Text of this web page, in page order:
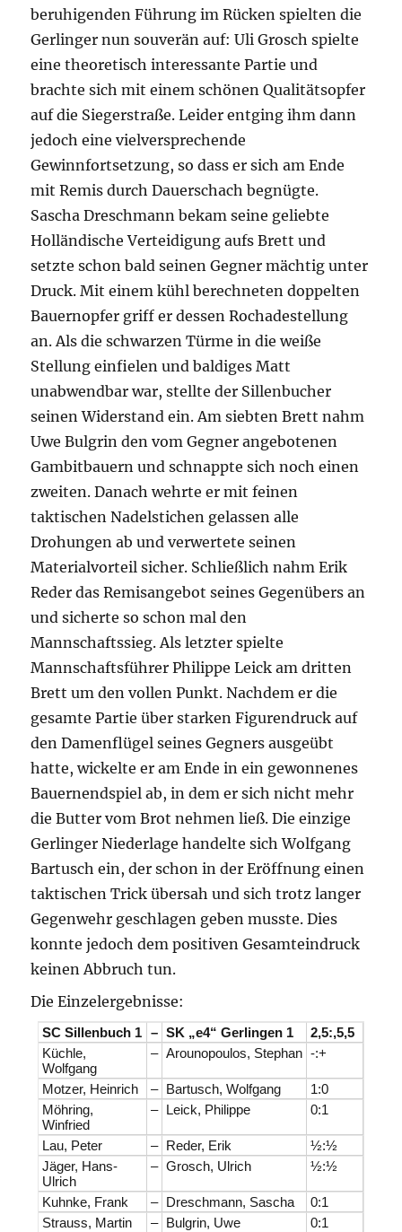
beruhigenden Führung im Rücken spielten die
Gerlinger nun souverän auf: Uli Grosch spielte
eine theoretisch interessante Partie und
brachte sich mit einem schönen Qualitätsopfer
auf die Siegerstraße. Leider entging ihm dann
jedoch eine vielversprechende
Gewinnfortsetzung, so dass er sich am Ende
mit Remis durch Dauerschach begnügte.
Sascha Dreschmann bekam seine geliebte
Holländische Verteidigung aufs Brett und
setzte schon bald seinen Gegner mächtig unter
Druck. Mit einem kühl berechneten doppelten
Bauernopfer griff er dessen Rochadestellung
an. Als die schwarzen Türme in die weiße
Stellung einfielen und baldiges Matt
unabwendbar war, stellte der Sillenbucher
seinen Widerstand ein. Am siebten Brett nahm
Uwe Bulgrin den vom Gegner angebotenen
Gambitbauern und schnappte sich noch einen
zweiten. Danach wehrte er mit feinen
taktischen Nadelstichen gelassen alle
Drohungen ab und verwertete seinen
Materialvorteil sicher. Schließlich nahm Erik
Reder das Remisangebot seines Gegenübers an
und sicherte so schon mal den
Mannschaftssieg. Als letzter spielte
Mannschaftsführer Philippe Leick am dritten
Brett um den vollen Punkt. Nachdem er die
gesamte Partie über starken Figurendruck auf
den Damenflügel seines Gegners ausgeübt
hatte, wickelte er am Ende in ein gewonnenes
Bauernendspiel ab, in dem er sich nicht mehr
die Butter vom Brot nehmen ließ. Die einzige
Gerlinger Niederlage handelte sich Wolfgang
Bartusch ein, der schon in der Eröffnung einen
taktischen Trick übersah und sich trotz langer
Gegenwehr geschlagen geben musste. Dies
konnte jedoch dem positiven Gesamteindruck
keinen Abbruch tun.
Die Einzelergebnisse:
SC Sillenbuch 1 – SK „e4“ Gerlingen 1
2,5:,5,5
Küchle,
Wolfgang
– Arounopoulos, Stephan -:+
Motzer, Heinrich – Bartusch, Wolfgang
1:0
Möhring,
Winfried
– Leick, Philippe 0:1
Lau, Peter – Reder, Erik
½:½
Jäger, Hans-
Ulrich
– Grosch, Ulrich ½:½
Kuhnke, Frank – Dreschmann, Sascha
0:1
Strauss, Martin
– Bulgrin, Uwe
0:1